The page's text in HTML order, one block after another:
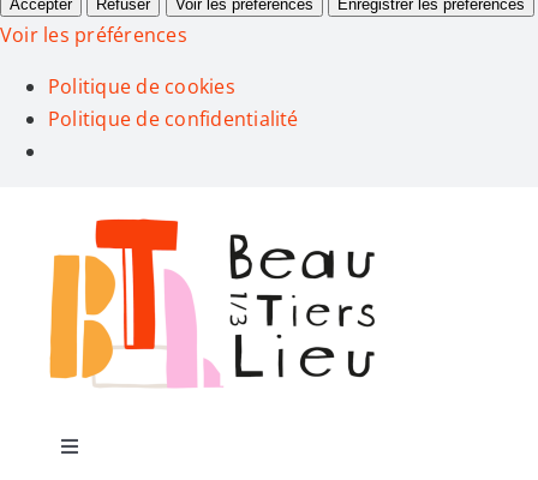
Accepter Refuser Voir les préférences Enregistrer les préférences
Voir les préférences
Politique de cookies
Politique de confidentialité
contenu
Toggle